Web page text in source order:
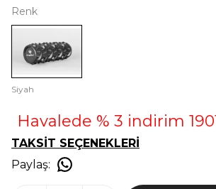
Renk
Siyah
Havalede % 3 indirim
TAKSİT SEÇENEKLERİ
Paylaş: